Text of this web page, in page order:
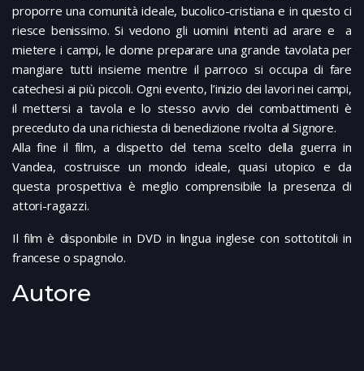
proporre una comunità ideale, bucolico-cristiana e in questo ci
riesce benissimo. Si vedono gli uomini intenti ad arare e a
mietere i campi, le donne preparare una grande tavolata per
mangiare tutti insieme mentre il parroco si occupa di fare
catechesi ai più piccoli. Ogni evento, l’inizio dei lavori nei campi,
il mettersi a tavola e lo stesso avvio dei combattimenti è
preceduto da una richiesta di benedizione rivolta al Signore.
Alla fine il film, a dispetto del tema scelto della guerra in
Vandea, costruisce un mondo ideale, quasi utopico e da
questa prospettiva è meglio comprensibile la presenza di
attori-ragazzi.
Il film è disponibile in DVD in lingua inglese con sottotitoli in
francese o spagnolo.
Autore